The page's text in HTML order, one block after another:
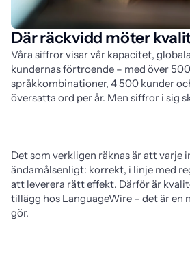
Där räckvidd möter
Våra siffror visar vår kapacitet,
kundernas förtroende – med över 500
språkkombinationer, 4 500 kunder
översatta ord per år. Men siffror i sig
Det som verkligen räknas är att varje
ändamålsenligt: korrekt, i linje med
att leverera rätt effekt. Därför är
tillägg hos LanguageWire – det är en
gör.